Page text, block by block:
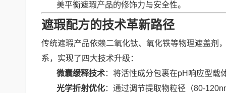
美平衡遮瑕产品的修饰力与安全性。
遮瑕配方的技术革新路径
传统遮瑕产品依赖二氧化钛、氧化铁等物理遮盖剂
系，实现了四大技术升级：
微囊缓释技术：将活性成分包裹在pH响应型载
光学折射优化：通过调节提取物粒径（80-